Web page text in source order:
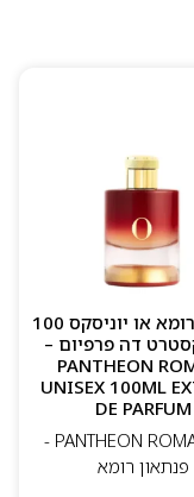
העשירות,
הבשמים
ההופכים את
פנתאון רומא או יוניסקס 100
דה פרפיום –
PANTHEON
UNISEX 100ML
DE PARFUM
מבית PANTHEON ROMA -
פנתאון רומא